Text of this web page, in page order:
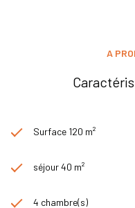
A
Surface 120 m²
séjour 40 m²
4 chambre(s)